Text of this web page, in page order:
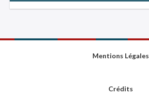
Mentions Légales
Crédits